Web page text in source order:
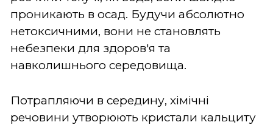
проникають в осад. Будучи абсолютно
нетоксичними, вони не становлять
небезпеки для здоров'я та
навколишнього середовища.
Потрапляючи в середину, хімічні
речовини утворюють кристали кальциту